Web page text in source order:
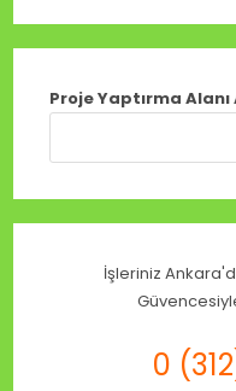
Proje Yaptırma Alanı
İşleriniz
0